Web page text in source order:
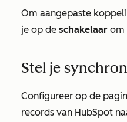
Om aangepaste
je op de schakelaar om
Stel je
Configureer op de
records van HubSpot